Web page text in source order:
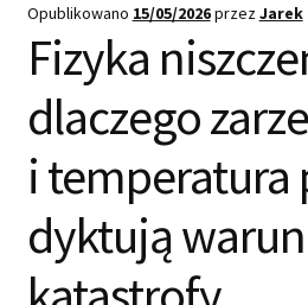
O nas
Blog
Kontakt
Opublikowano 15/05/2026przezJarek
Fizyka
dlaczego
i temperatura
dyktują